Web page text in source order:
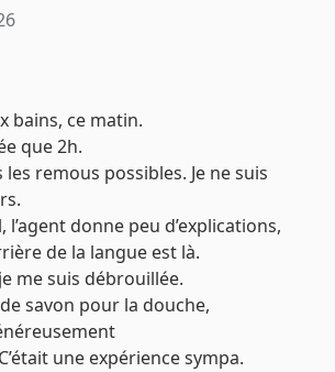
bains, ce matin.
que 2h.
les remous possibles. Je ne suis
l’agent donne peu d’explications,
de la langue est là.
me suis débrouillée.
savon pour la douche,
une expérience sympa.